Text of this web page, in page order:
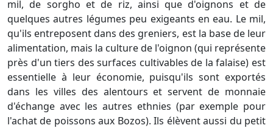
mil, de sorgho et de riz, ainsi que d'oignons et de
quelques autres légumes peu exigeants en eau. Le mil,
qu'ils entreposent dans des greniers, est la base de leur
alimentation, mais la culture de l'oignon (qui représente
près d'un tiers des surfaces cultivables de la falaise) est
essentielle à leur économie, puisqu'ils sont exportés
dans les villes des alentours et servent de monnaie
d'échange avec les autres ethnies (par exemple pour
l'achat de poissons aux Bozos). Ils élèvent aussi du petit